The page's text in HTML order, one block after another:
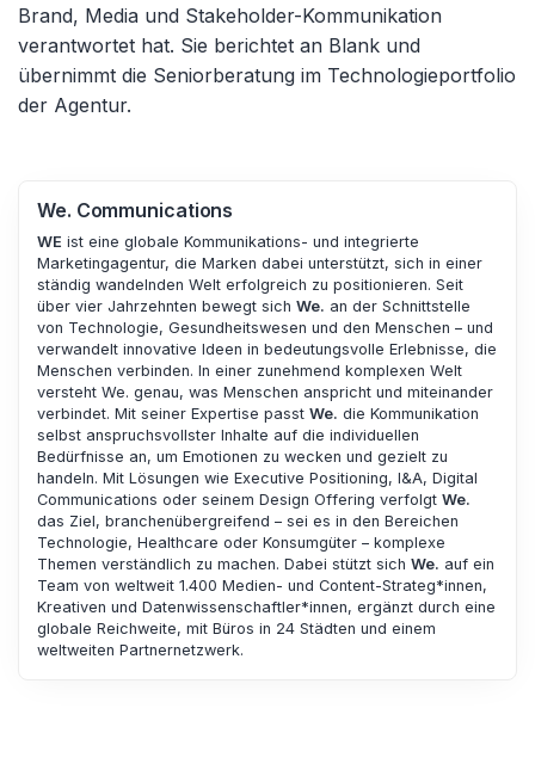
Brand, Media und Stakeholder-Kommunikation
verantwortet hat. Sie berichtet an Blank und
übernimmt die Seniorberatung im Technologieportfolio
der Agentur.
We. Communications
WE ist eine globale Kommunikations- und integrierte
Marketingagentur, die Marken dabei unterstützt, sich in einer
ständig wandelnden Welt erfolgreich zu positionieren. Seit
über vier Jahrzehnten bewegt sich We. an der Schnittstelle
von Technologie, Gesundheitswesen und den Menschen – und
verwandelt innovative Ideen in bedeutungsvolle Erlebnisse, die
Menschen verbinden. In einer zunehmend komplexen Welt
versteht We. genau, was Menschen anspricht und miteinander
verbindet. Mit seiner Expertise passt We. die Kommunikation
selbst anspruchsvollster Inhalte auf die individuellen
Bedürfnisse an, um Emotionen zu wecken und gezielt zu
handeln. Mit Lösungen wie Executive Positioning, I&A, Digital
Communications oder seinem Design Offering verfolgt We.
das Ziel, branchenübergreifend – sei es in den Bereichen
Technologie, Healthcare oder Konsumgüter – komplexe
Themen verständlich zu machen. Dabei stützt sich We. auf ein
Team von weltweit 1.400 Medien- und Content-Strateg*innen,
Kreativen und Datenwissenschaftler*innen, ergänzt durch eine
globale Reichweite, mit Büros in 24 Städten und einem
weltweiten Partnernetzwerk.